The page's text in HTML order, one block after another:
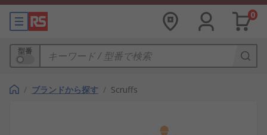
0
型番
/ ブランドから探す / Scruffs